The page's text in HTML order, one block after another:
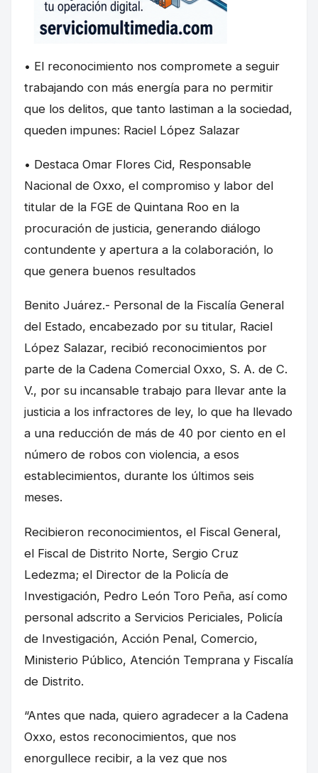
• El reconocimiento nos compromete a seguir
trabajando con más energía para no permitir
que los delitos, que tanto lastiman a la sociedad,
queden impunes: Raciel López Salazar
• Destaca Omar Flores Cid, Responsable
Nacional de Oxxo, el compromiso y labor del
titular de la FGE de Quintana Roo en la
procuración de justicia, generando diálogo
contundente y apertura a la colaboración, lo
que genera buenos resultados
Benito Juárez.- Personal de la Fiscalía General
del Estado, encabezado por su titular, Raciel
López Salazar, recibió reconocimientos por
parte de la Cadena Comercial Oxxo, S. A. de C.
V., por su incansable trabajo para llevar ante la
justicia a los infractores de ley, lo que ha llevado
a una reducción de más de 40 por ciento en el
número de robos con violencia, a esos
establecimientos, durante los últimos seis
meses.
Recibieron reconocimientos, el Fiscal General,
el Fiscal de Distrito Norte, Sergio Cruz
Ledezma; el Director de la Policía de
Investigación, Pedro León Toro Peña, así como
personal adscrito a Servicios Periciales, Policía
de Investigación, Acción Penal, Comercio,
Ministerio Público, Atención Temprana y Fiscalía
de Distrito.
“Antes que nada, quiero agradecer a la Cadena
Oxxo, estos reconocimientos, que nos
enorgullece recibir, a la vez que nos